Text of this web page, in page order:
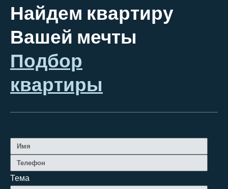
Найдем квартиру
Вашей мечты
Подбор
квартиры
Тема